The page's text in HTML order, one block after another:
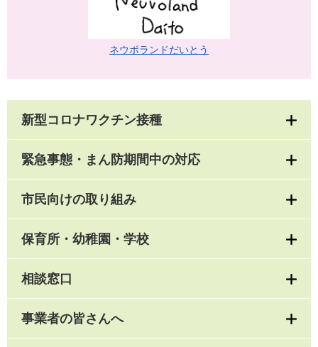
ネウボランドだいとう
新型コロナワクチン接種
緊急事態・まん防期間中の対応
市民向けの取り組み
保育所・幼稚園・学校
相談窓口
事業者の皆さんへ